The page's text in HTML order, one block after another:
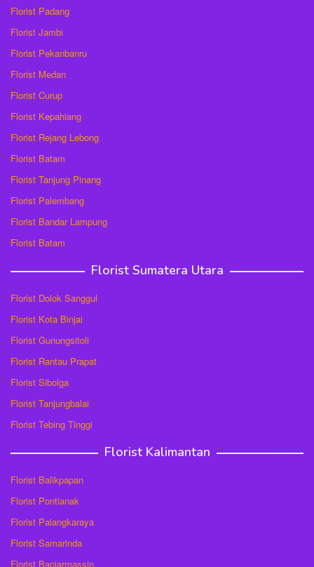
Florist Padang
Florist Jambi
Florist Pekanbanru
Florist Medan
Florist Curup
Florist Kepahiang
Florist Rejang Lebong
Florist Batam
Florist Tanjung Pinang
Florist Palembang
Florist Bandar Lampung
Florist Batam
Florist Sumatera Utara
Florist Dolok Sanggul
Florist Kota Binjai
Florist Gunungsitoli
Florist Rantau Prapat
Florist Sibolga
Florist Tanjungbalai
Florist Tebing Tinggi
Florist Kalimantan
Florist Balikpapan
Florist Pontianak
Florist Palangkaraya
Florist Samarinda
Florist Banjarmassin